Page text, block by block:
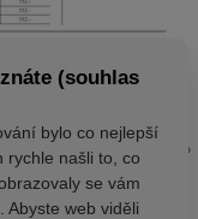
(souhlas
bylo co nejlepší
rychle našli to, co
se vám
Abyste web viděli